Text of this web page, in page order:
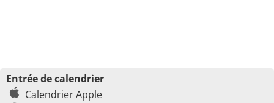
Entrée de calendrier
Calendrier Apple